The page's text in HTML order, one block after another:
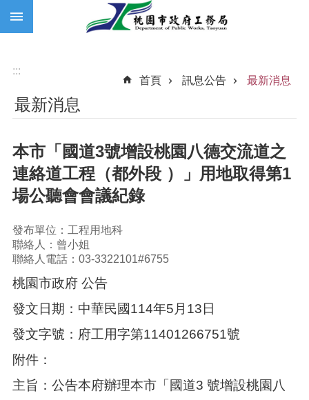
跳到主要內容區塊
:::
首頁
訊息公告 最新消息
最新消息
本市「國道3號增設桃園八德交流道之
連絡道工程（都外段 ）」用地取得第1
場公聽會會議紀錄
發布單位：工程用地科
聯絡人：曾小姐
聯絡人電話：03-3322101#6755
桃園市政府 公告
發文日期：中華民國114年5月13日
發文字號：府工用字第11401266751號
附件：
主旨：公告本府辦理本市「國道3 號增設桃園八